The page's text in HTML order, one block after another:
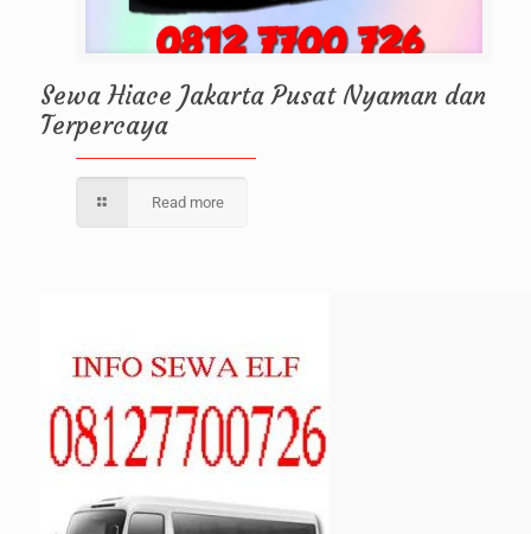
Sewa Hiace Jakarta Pusat Nyaman dan
Terpercaya
Read more